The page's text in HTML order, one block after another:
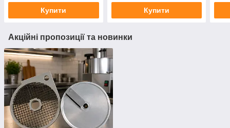
Купити Купити
Акційні пропозиції та новинки